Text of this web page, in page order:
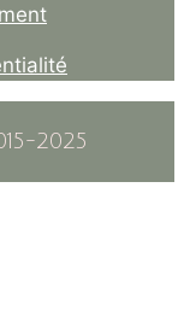
2025